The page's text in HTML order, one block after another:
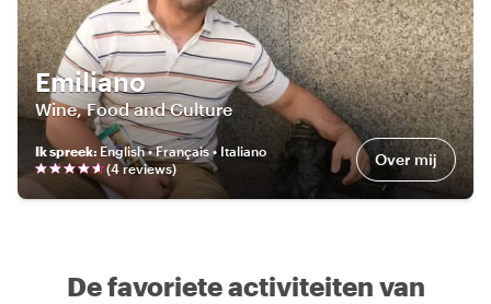
Emiliano
Wine, Food and Culture
Ik spreek: English • Français • Italiano
(4reviews) Over mij
De favoriete activiteiten van